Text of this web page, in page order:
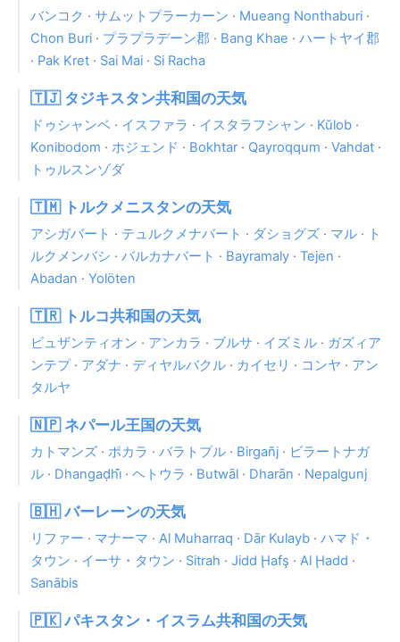
バンコク · サムットプラーカーン · Mueang Nonthaburi ·
Chon Buri · プラプラデーン郡 · Bang Khae · ハートヤイ郡
· Pak Kret · Sai Mai · Si Racha
🇹🇯 タジキスタン共和国の天気
ドゥシャンベ · イスファラ · イスタラフシャン · Kŭlob ·
Konibodom · ホジェンド · Bokhtar· Qayroqqum · Vahdat ·
トゥルスンゾダ
🇹🇲 トルクメニスタンの天気
アシガバート · テュルクメナバート · ダショグズ · マル ·
ト
ルクメンバシ · バルカナバート · Bayramaly · Tejen ·
Abadan · Yolöten
🇹🇷 トルコ共和国の天気
ビュザンティオン · アンカラ · ブルサ · イズミル · ガズィア
ンテプ· アダナ · ディヤルバクル · カイセリ · コンヤ · アン
タルヤ
🇳🇵 ネパール王国の天気
カトマンズ · ポカラ · バラトプル · Birgañj · ビラートナガ
ル · Dhangaḍhi̇̄ · ヘトウラ · Butwāl · Dharān · Nepalgunj
🇧🇭 バーレーンの天気
リファー · マナーマ · Al Muharraq · Dār Kulayb · ハマド・
タウン · イーサ・タウン · Sitrah · Jidd Ḩafş · Al Ḩadd ·
Sanābis
🇵🇰 パキスタン・イスラム共和国の天気